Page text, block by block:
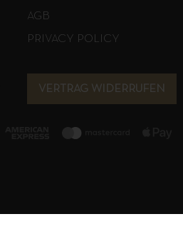
AGB
PRIVACY POLICY
VERTRAG WIDERRUFEN